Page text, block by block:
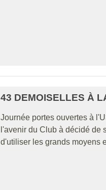
43 DEMOISELLES À
Journée portes ouvertes à
l'avenir du Club à décidé de
d'utiliser les grands moyens